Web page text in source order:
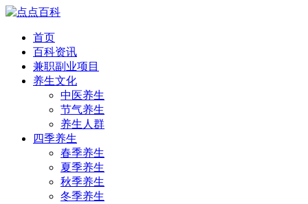
首页
百科资讯
兼职副业项目
养生文化
中医养生
节气养生
养生人群
四季养生
春季养生
夏季养生
秋季养生
冬季养生